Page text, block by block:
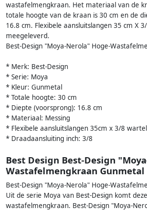
wastafelmengkraan. Het materiaal van de
totale hoogte van de kraan is 30 cm en de
16.8 cm. Flexibele aansluitslangen 35 cm X
meegeleverd.
Best-Design "Moya-Nerola" Hoge-
* Merk: Best-Design
* Serie: Moya
* Kleur: Gunmetal
* Totale hoogte: 30 cm
* Diepte (voorsprong): 16.8 cm
* Materiaal: Messing
* Flexibele aansluitslangen 35cm x 3/8
* Draadaansluiting inch: 3/8
Best Design Best-Design
Wastafelmengkraan Gunmetal
Best-Design "Moya-Nerola" Hoge-
Uit de serie Moya van Best-Design komt
wastafelmengkraan. Best-Design "Moya-